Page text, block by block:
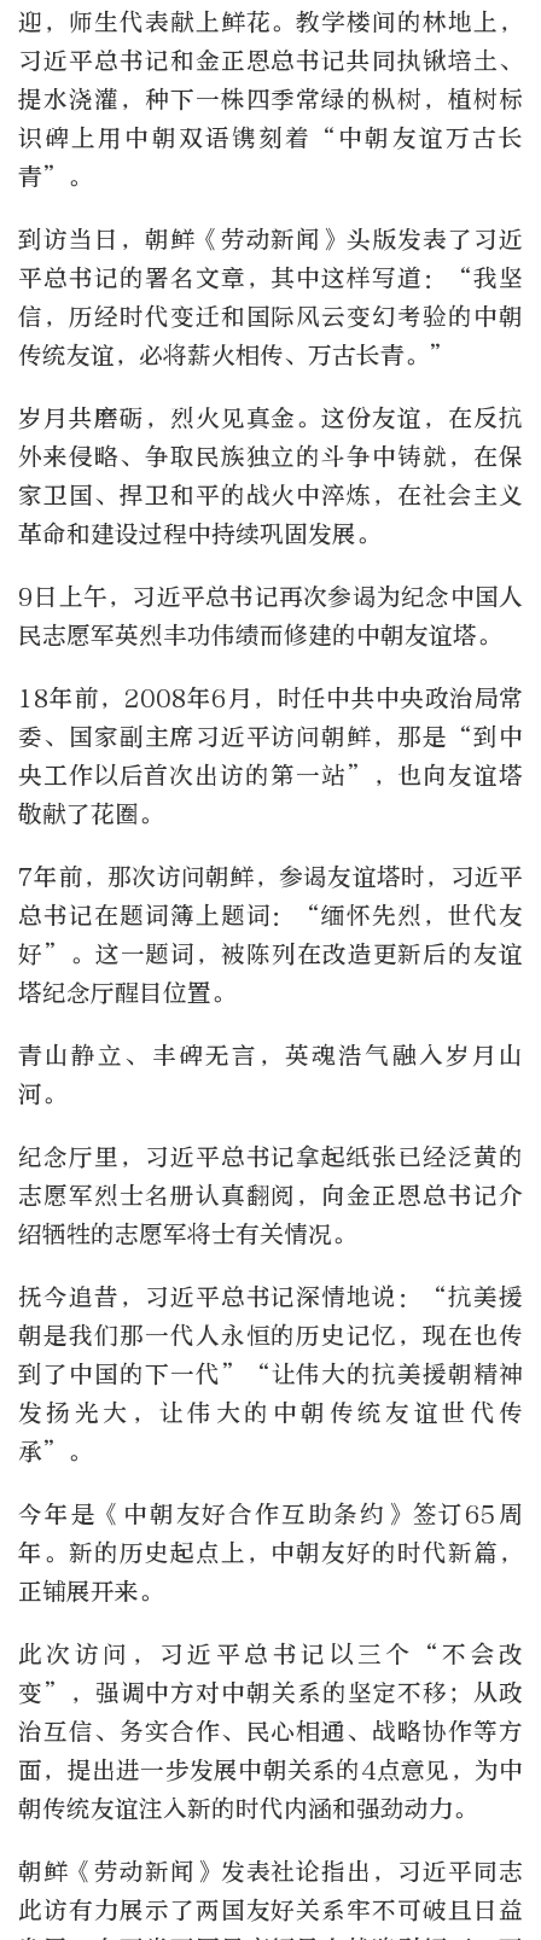
迎，师生代表献上鲜花。教学楼间的林地上，
习近平总书记和金正恩总书记共同执锹培土、
提水浇灌，种下一株四季常绿的枞树，植树标
识碑上用中朝双语镌刻着“中朝友谊万古长
青”。
到访当日，朝鲜《劳动新闻》头版发表了习近
平总书记的署名文章，其中这样写道：“我坚
信，历经时代变迁和国际风云变幻考验的中朝
传统友谊，必将薪火相传、万古长青。”
岁月共磨砺，烈火见真金。这份友谊，在反抗
外来侵略、争取民族独立的斗争中铸就，在保
家卫国、捍卫和平的战火中淬炼，在社会主义
革命和建设过程中持续巩固发展。
9日上午，习近平总书记再次参谒为纪念中国人
民志愿军英烈丰功伟绩而修建的中朝友谊塔。
18年前，2008年6月，时任中共中央政治局常
委、国家副主席习近平访问朝鲜，那是“到中
央工作以后首次出访的第一站”，也向友谊塔
敬献了花圈。
7年前，那次访问朝鲜，参谒友谊塔时，习近平
总书记在题词簿上题词：“缅怀先烈，世代友
好”。这一题词，被陈列在改造更新后的友谊
塔纪念厅醒目位置。
青山静立、丰碑无言，英魂浩气融入岁月山
河。
纪念厅里，习近平总书记拿起纸张已经泛黄的
志愿军烈士名册认真翻阅，向金正恩总书记介
绍牺牲的志愿军将士有关情况。
抚今追昔，习近平总书记深情地说：“抗美援
朝是我们那一代人永恒的历史记忆，现在也传
到了中国的下一代”“让伟大的抗美援朝精神
发扬光大，让伟大的中朝传统友谊世代传
承”。
今年是《中朝友好合作互助条约》签订65周
年。新的历史起点上，中朝友好的时代新篇，
正铺展开来。
此次访问，习近平总书记以三个“不会改
变”，强调中方对中朝关系的坚定不移；从政
治互信、务实合作、民心相通、战略协作等方
面，提出进一步发展中朝关系的4点意见，为中
朝传统友谊注入新的时代内涵和强劲动力。
朝鲜《劳动新闻》发表社论指出，习近平同志
此访有力展示了两国友好关系牢不可破且日益